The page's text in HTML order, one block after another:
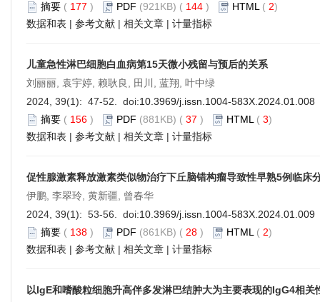
摘要 ( 177 ) PDF (921KB) ( 144 ) HTML ( 2)
数据和表 | 参考文献 | 相关文章 | 计量指标
儿童急性淋巴细胞白血病第15天微小残留与预后的关系
刘丽丽, 袁宇婷, 赖耿良, 田川, 蓝翔, 叶中绿
2024, 39(1): 47-52. doi:10.3969/j.issn.1004-583X.2024.01.008
摘要 ( 156 ) PDF (881KB) ( 37 ) HTML ( 3)
数据和表 | 参考文献 | 相关文章 | 计量指标
促性腺激素释放激素类似物治疗下丘脑错构瘤导致性早熟5例临床
伊鹏, 李翠玲, 黄新疆, 曾春华
2024, 39(1): 53-56. doi:10.3969/j.issn.1004-583X.2024.01.009
摘要 ( 138 ) PDF (861KB) ( 28 ) HTML ( 2)
数据和表 | 参考文献 | 相关文章 | 计量指标
以IgE和嗜酸粒细胞升高伴多发淋巴结肿大为主要表现的IgG4相关